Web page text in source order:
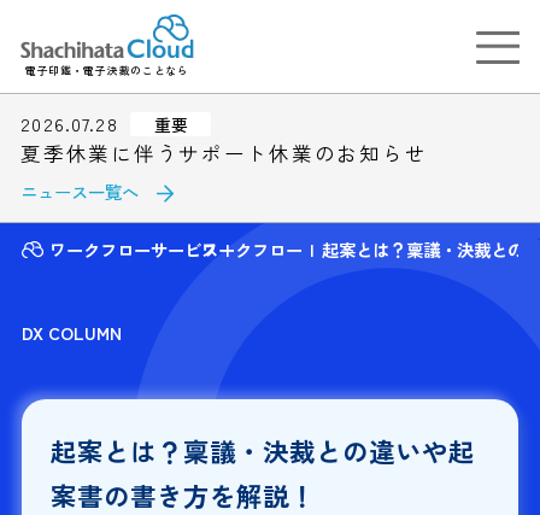
電子印鑑・電子決裁のことなら
2026.07.28 重要
夏季休業に伴うサポート休業のお知らせ
ニュース一覧へ
ワークフローサービスワークフロー 起案とは？稟議・決裁との
DX COLUMN
起案とは？稟議・決裁との違いや起
案書の書き方を解説！